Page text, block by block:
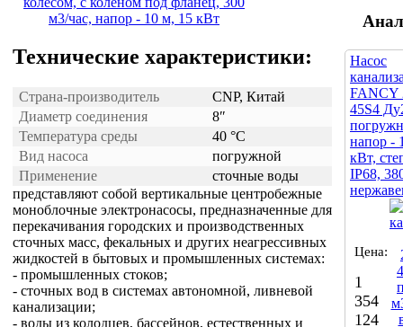
Технические характеристики:
Страна-производитель
CNP, Китай
Диаметр соединения
8″
Температура среды
40 °С
Вид насоса
погружной
Применение
сточные воды
представляют собой вертикальные центробежные
моноблочные электронасосы, предназначенные для
перекачивания городских и производственных
сточных масс, фекальных и других неагрессивных
жидкостей в бытовых и промышленных системах:
- промышленных стоков;
- сточных вод в системах автономной, ливневой
канализации;
- воды из колодцев, бассейнов, естественных и
Насос
FANCY
45S4
напор -
кВт,
IP68,
Цена:
1
354
124